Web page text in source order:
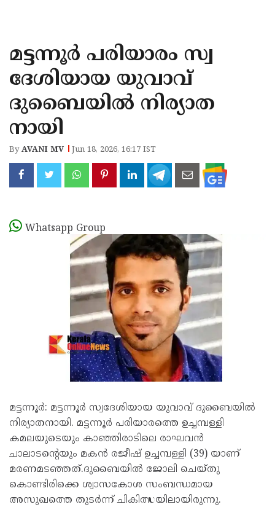
KANNUR
KASARAGOD
മട്ടന്നൂർ പരിയാരം സ്വ
ദേശിയായ യുവാവ്
ദുബൈയിൽ നിര്യാത
നായി
ByAVANI MV Jun 18, 2026, 16:17 IST
Whatsapp Group
മട്ടന്നൂർ: മട്ടന്നൂർ സ്വദേശിയായ യുവാവ് ദുബൈയിൽ
നിര്യാതനായി. മട്ടന്നൂർ പരിയാരത്തെ ഉച്ചമ്പള്ളി
കമലയുടെയും കാഞ്ഞിരാടിലെ രാഘവൻ
ചാലാടൻ്റെയും മകൻ രജീഷ് ഉച്ചമ്പള്ളി (39) യാണ്
മരണമടഞ്ഞത്.ദുബൈയിൽ ജോലി ചെയ്തു
കൊണ്ടിരിക്കെ ശ്വാസകോശ സംബന്ധമായ
അസുഖത്തെ തുടർന്ന് ചികിത്സയിലായിരുന്നു.